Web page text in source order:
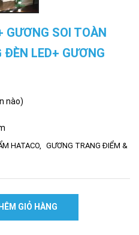
GƯƠNG SOI TOÀN
LED+ GƯƠNG
nào)
HATACO, GƯƠNG TRANG ĐIỂM &
GIỎ HÀNG